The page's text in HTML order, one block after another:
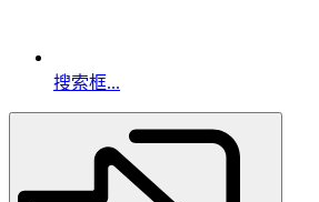
搜索框...